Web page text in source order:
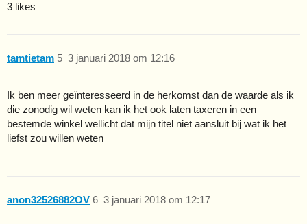
3 likes
tamtietam 3 januari 2018 om 12:16
5
Ik ben meer geïnteresseerd in de herkomst dan de waarde als ik
die zonodig wil weten kan ik het ook laten taxeren in een
bestemde winkel wellicht dat mijn titel niet aansluit bij wat ik het
liefst zou willen weten
anon32526882OV 3 januari 2018 om 12:17
6